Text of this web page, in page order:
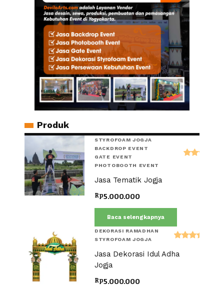
Produk
STYROFOAM JOGJA
BACKDROP EVENT
GATE EVENT
PHOTOBOOTH EVENT
Jasa Tematik Jogja
Rp5.000.000
Baca selengkapnya
DEKORASI RAMADHAN
STYROFOAM JOGJA
5.00
Jasa Dekorasi Idul Adha
Jogja
Rp5.000.000